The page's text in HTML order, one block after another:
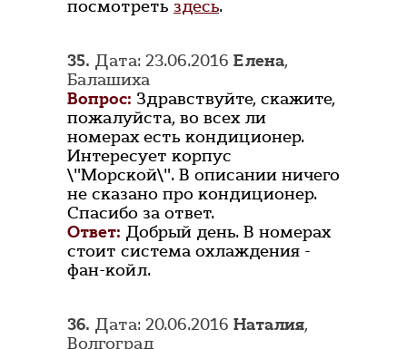
посмотреть здесь.
35. Дата: 23.06.2016 Елена,
Балашиха
Вопрос: Здравствуйте, скажите,
пожалуйста, во всех ли
номерах есть кондиционер.
Интересует корпус
\"Морской\". В описании ничего
не сказано про кондиционер.
Спасибо за ответ.
Ответ: Добрый день. В номерах
стоит система охлаждения -
фан-койл.
36. Дата: 20.06.2016 Наталия,
Волгоград